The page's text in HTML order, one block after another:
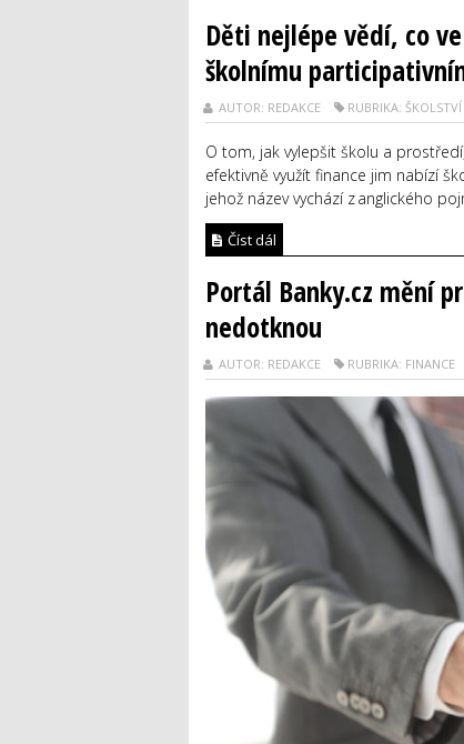
Děti nejlépe vědí, co
školnímu
AUTOR: REDAKCE RUBRIKA: ŠKOLSTVÍ
O tom, jak vylepšit školu a
efektivně využít finance jim nabízí
jehož název vychází z anglického
Číst dál
Portál Banky.cz mění
nedotknou
AUTOR: REDAKCE RUBRIKA: FINANCE